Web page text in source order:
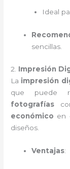
Ideal
sencillas.
2. Impresión
La impresión
que puede
fotografías
económico en
diseños.
Ventajas: